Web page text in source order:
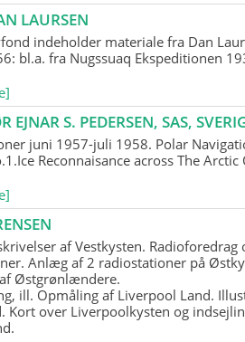
LAURSEN
indeholder materiale fra Dan
bl.a. fra Nugssuaq Ekspeditionen
EJNAR S. PEDERSEN, SAS,
juni 1957-juli 1958. Polar
Reconnaisance across The Arctic
af Vestkysten. Radioforedrag
Anlæg af 2 radiostationer på
Østgrønlændere.
ill. Opmåling af Liverpool Land.
Kort over Liverpoolkysten og